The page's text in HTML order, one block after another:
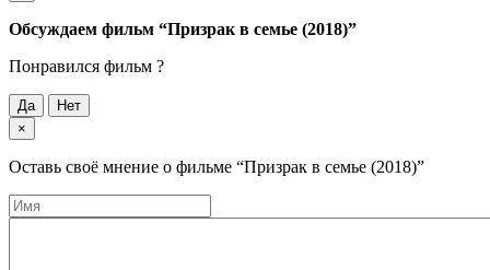
Обсуждаем фильм “Призрак в семье (2018)”
Понравился фильм ?
Да
Нет
×
Оставь своё мнение о фильме “Призрак в семье (2018)”